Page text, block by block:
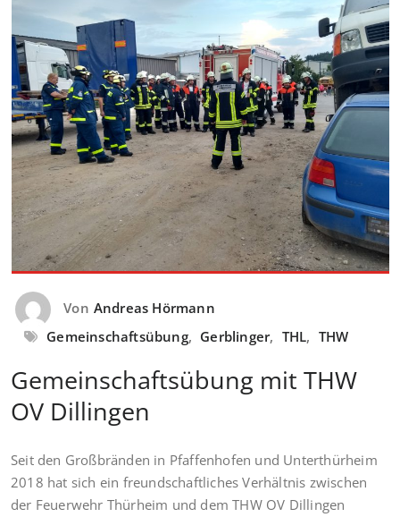
Von Andreas Hörmann
Gemeinschaftsübung, Gerblinger, THL, THW
Gemeinschaftsübung mit THW
OV Dillingen
Seit den Großbränden in Pfaffenhofen und Unterthürheim
2018 hat sich ein freundschaftliches Verhältnis zwischen
der Feuerwehr Thürheim und dem THW OV Dillingen